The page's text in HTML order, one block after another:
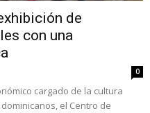
de
con una
0
cargado de la cultura
el Centro de